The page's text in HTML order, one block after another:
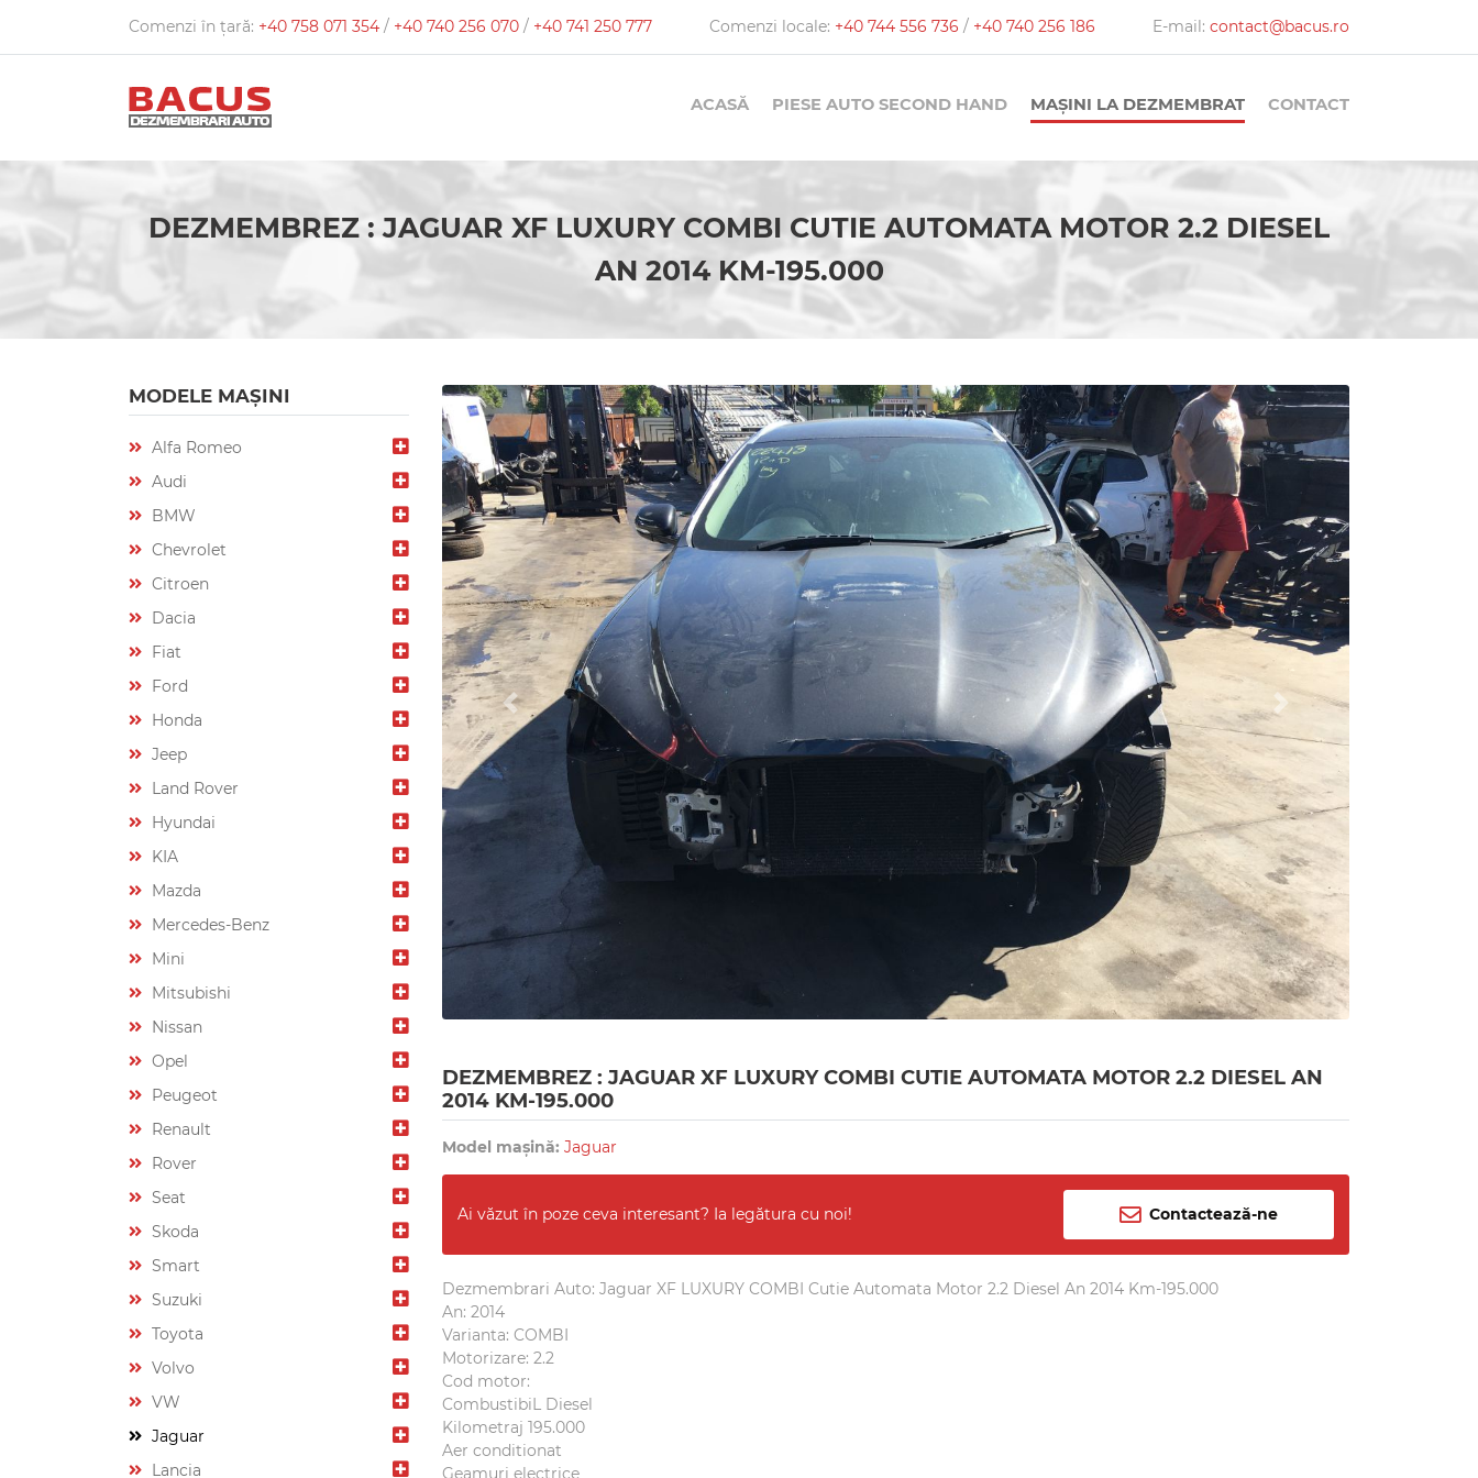
Comenzi în țară: +40 758 071 354 / +40 740 256 070 / +40 741 250 777 Comenzi locale: +40 744 556 736 / +40 740 256 186 E-mail:contact@bacus.ro
ACASĂ PIESE AUTO SECOND HAND MAȘINI LA DEZMEMBRAT CONTACT
DEZMEMBREZ : JAGUAR XF LUXURY COMBI CUTIE AUTOMATA MOTOR 2.2 DIESEL
AN 2014 KM-195.000
MODELE MAȘINI
Alfa Romeo
Audi
BMW
Chevrolet
Citroen
Dacia
Fiat
Ford
Honda
Jeep
Land Rover
Hyundai
KIA
Mazda
Mercedes-Benz
Mini
Mitsubishi
Nissan
Opel
Peugeot
Renault
Rover
Seat
Skoda
Smart
Suzuki
Toyota
Volvo
VW
Jaguar
Lancia
DEZMEMBREZ : JAGUAR XF LUXURY COMBI CUTIE AUTOMATA MOTOR 2.2 DIESEL AN
2014 KM-195.000
Model mașină: Jaguar
Ai văzut în poze ceva interesant? Ia legătura cu noi! Contactează-ne
Dezmembrari Auto: Jaguar XF LUXURY COMBI Cutie Automata Motor 2.2 Diesel An 2014 Km-195.000
An: 2014
Varianta: COMBI
Motorizare: 2.2
Cod motor:
CombustibiL Diesel
Kilometraj 195.000
Aer conditionat
Geamuri electrice